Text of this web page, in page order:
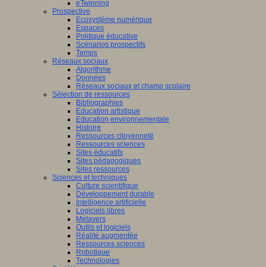
eTwinning
Prospective
Ecosystème numérique
Espaces
Politique éducative
Scénarios prospectifs
Temps
Réseaux sociaux
Algorithme
Données
Réseaux sociaux et champ scolaire
Sélection de ressources
Bibliographies
Education artistique
Education environnementale
Histoire
Ressources citoyenneté
Ressources sciences
Sites éducatifs
Sites pédagogiques
Sites ressources
Sciences et techniques
Culture scientifique
Développement durable
Intelligence artificielle
Logiciels libres
Métavers
Outils et logiciels
Réalité augmentée
Ressources sciences
Robotique
Technologies